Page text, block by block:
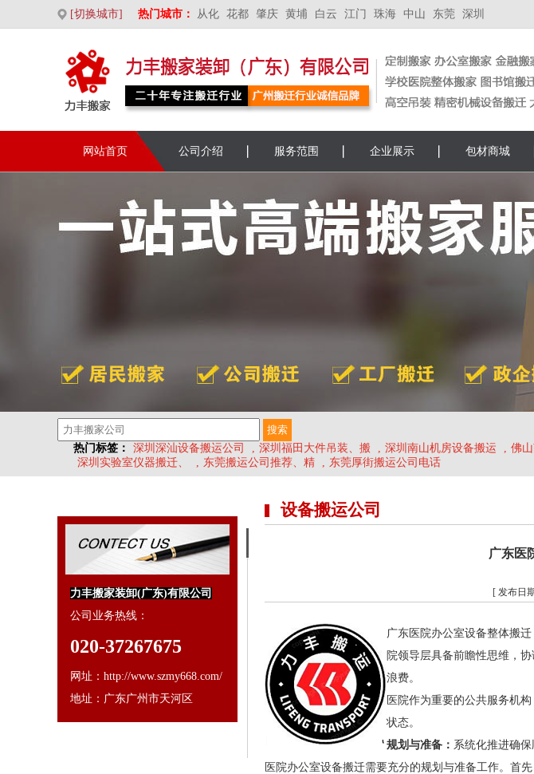
[切换城市] 热门城市： 从化 花都 肇庆 黄埔 白云 江门 珠海 中山 东莞 深圳
网站首页 公司介绍 服务范围 企业展示 包材商城
热门标签： 深圳深汕设备搬运公司 , 深圳福田大件吊装、搬 , 深圳南山机房设备搬运 , 佛
深圳实验室仪器搬迁、
, 东莞搬运公司推荐、精 , 东莞厚街搬运公司电话
力丰搬家装卸(广东)有限公司
公司业务热线：
020-37267675
网址：http://www.szmy668.com/
地址：广东广州市天河区
设备搬运公司
广东医
[ 发布日
广东医院办公室设备整体搬
院领导层具备前瞻性思维，
浪费。
医院作为重要的公共服务机
状态。
规划与准备： 系统化推进确
医院办公室设备搬迁需要充分的规划与准备工作。首